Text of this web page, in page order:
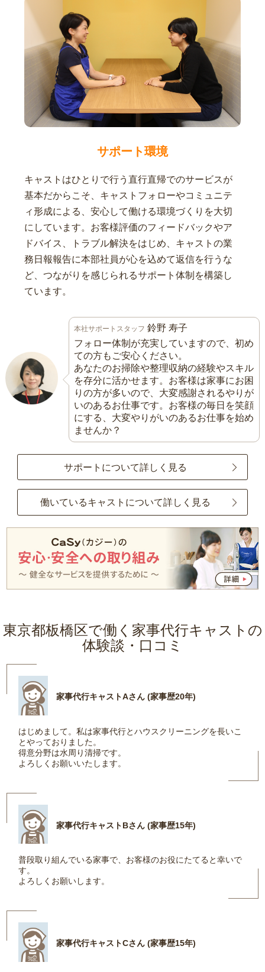
サポート環境
キャストはひとりで行う直行直帰でのサービスが
基本だからこそ、キャストフォローやコミュニテ
ィ形成による、安心して働ける環境づくりを大切
にしています。お客様評価のフィードバックやア
ドバイス、トラブル解決をはじめ、キャストの業
務日報報告に本部社員が心を込めて返信を行うな
ど、つながりを感じられるサポート体制を構築し
ています。
本社サポートスタッフ 鈴野 寿子
フォロー体制が充実していますので、初め
ての方もご安心ください。
あなたのお掃除や整理収納の経験やスキル
を存分に活かせます。お客様は家事にお困
りの方が多いので、大変感謝されるやりが
いのあるお仕事です。お客様の毎日を笑顔
にする、大変やりがいのあるお仕事を始め
ませんか？
サポートについて詳しく見る
働いているキャストについて詳しく見る
東京都板橋区で働く家事代行キャストの
体験談・口コミ
家事代行キャストAさん (家事歴20年)
はじめまして。私は家事代行とハウスクリーニングを長いこ
とやっておりました。
得意分野は水周り清掃です。
よろしくお願いいたします。
家事代行キャストBさん (家事歴15年)
普段取り組んでいる家事で、お客様のお役にたてると幸いで
す。
よろしくお願いします。
家事代行キャストCさん (家事歴15年)